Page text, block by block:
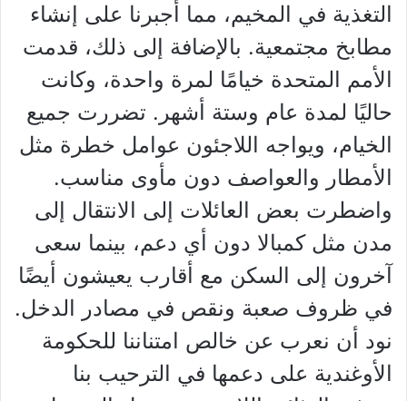
التغذية في المخيم، مما أجبرنا على إنشاء
مطابخ مجتمعية. بالإضافة إلى ذلك، قدمت
الأمم المتحدة خيامًا لمرة واحدة، وكانت
حاليًا لمدة عام وستة أشهر. تضررت جميع
الخيام، ويواجه اللاجئون عوامل خطرة مثل
الأمطار والعواصف دون مأوى مناسب.
واضطرت بعض العائلات إلى الانتقال إلى
مدن مثل كمبالا دون أي دعم، بينما سعى
آخرون إلى السكن مع أقارب يعيشون أيضًا
في ظروف صعبة ونقص في مصادر الدخل.
نود أن نعرب عن خالص امتناننا للحكومة
الأوغندية على دعمها في الترحيب بنا